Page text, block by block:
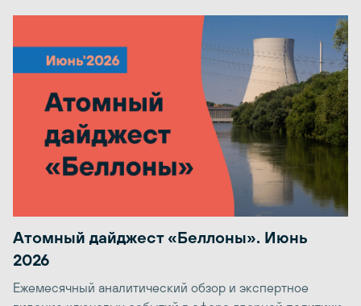
Атомный дайджест «Беллоны». Июнь
2026
Ежемесячный аналитический обзор и экспертное